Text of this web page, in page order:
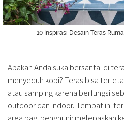
10 Inspirasi Desain Teras
Apakah Anda suka bersantai di
menyeduh kopi? Teras bisa
atau samping karena berfungsi
outdoor dan indoor. Tempat ini
area bagi penghuni; melepaskan